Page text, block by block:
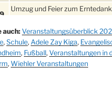
Umzug und Feier zum
Schlagerabend im Stadtteilhaus
Drabenderhöhe
Oktoberfest im Cafe XXS
auch: Veranstaltungsüberblick
,Schule, Adele Zay Kiga,
, Fußball,Veranstaltungen in
,Wiehler Veranstaltungen